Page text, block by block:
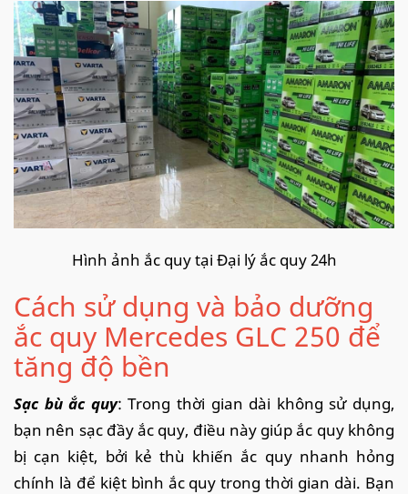
Hình ảnh ắc quy tại Đại lý ắc quy 24h
Cách sử dụng và bảo dưỡng
ắc quy Mercedes GLC 250 để
tăng độ bền
Sạc bù ắc quy: Trong thời gian dài không sử dụng,
bạn nên sạc đầy ắc quy, điều này giúp ắc quy không
bị cạn kiệt, bởi kẻ thù khiến ắc quy nhanh hỏng
chính là để kiệt bình ắc quy trong thời gian dài. Bạn